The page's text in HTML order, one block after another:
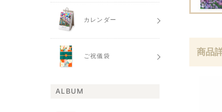
商品
カレンダー
ご祝儀袋
ALBUM